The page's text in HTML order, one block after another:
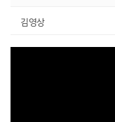
김영상